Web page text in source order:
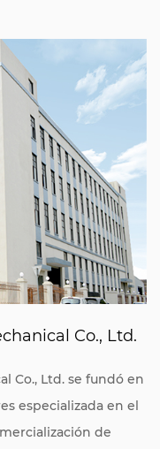
Co., Ltd.
Co., Ltd. se fundó en
especializada en el
de